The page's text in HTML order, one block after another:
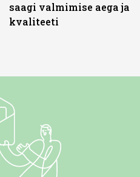
saagi valmimise aega ja
kvaliteeti